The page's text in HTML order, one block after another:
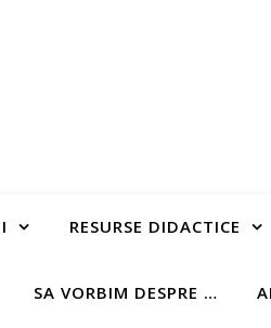
RESURSE DIDACTICE
SA VORBIM DESPRE …